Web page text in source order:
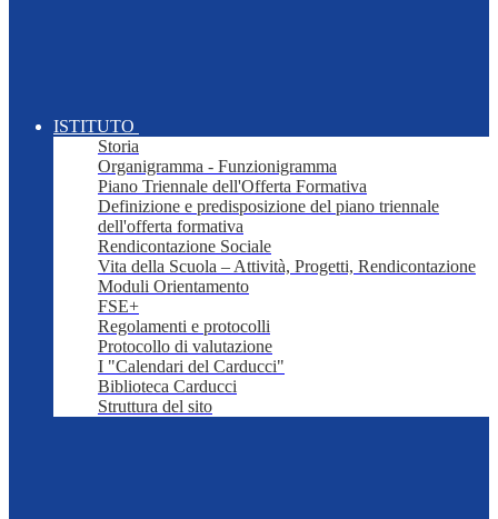
ISTITUTO
Storia
Organigramma - Funzionigramma
Piano Triennale dell'Offerta Formativa
Definizione e predisposizione del piano triennale
dell'offerta formativa
Rendicontazione Sociale
Vita della Scuola – Attività, Progetti, Rendicontazione
Moduli Orientamento
FSE+
Regolamenti e protocolli
Protocollo di valutazione
I "Calendari del Carducci"
Biblioteca Carducci
Struttura del sito